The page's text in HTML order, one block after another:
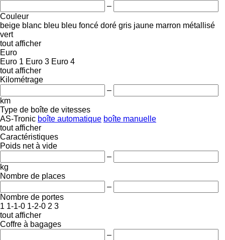
–
Couleur
beige blanc bleu bleu foncé doré gris jaune marron métallisé
vert
tout afficher
Euro
Euro 1 Euro 3 Euro 4
tout afficher
Kilométrage
–
km
Type de boîte de vitesses
AS-Tronic boîte automatique boîte manuelle
tout afficher
Caractéristiques
Poids net à vide
–
kg
Nombre de places
–
Nombre de portes
1 1-1-0 1-2-0 2 3
tout afficher
Coffre à bagages
–